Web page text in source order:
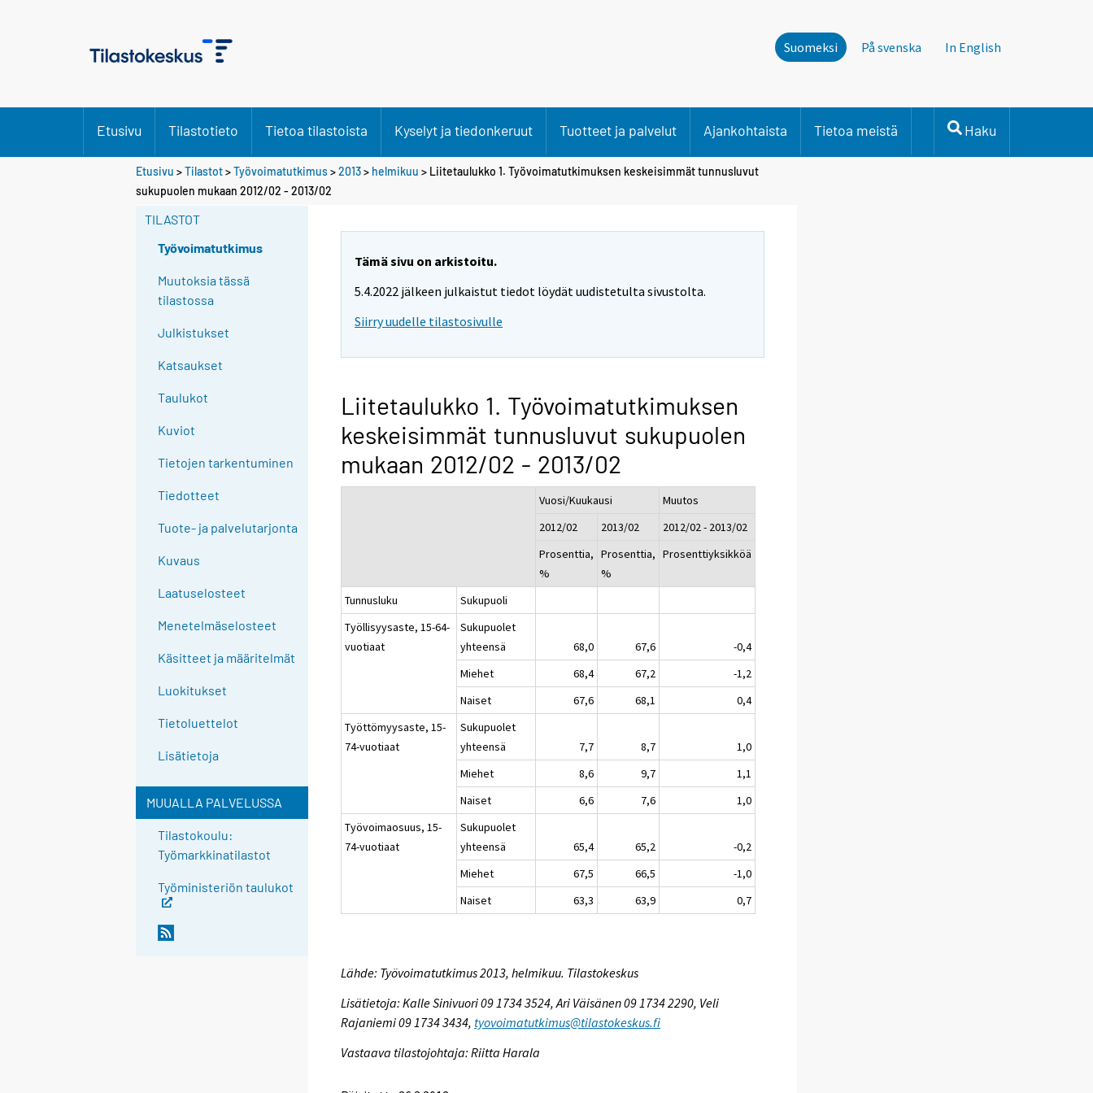
Suomeksi På svenska In English
Etusivu Tilastotieto Tietoa tilastoista Kyselyt ja tiedonkeruut Tuotteet ja palvelut Ajankohtaista Tietoa meistä Haku
Etusivu >Tilastot>Työvoimatutkimus>2013> helmikuu > Liitetaulukko 1. Työvoimatutkimuksen keskeisimmät tunnusluvut
sukupuolen mukaan 2012/02 - 2013/02
TILASTOT
Työvoimatutkimus
Muutoksia tässä
tilastossa
Julkistukset
Katsaukset
Taulukot
Kuviot
Tietojen tarkentuminen
Tiedotteet
Tuote- ja palvelutarjonta
Kuvaus
Laatuselosteet
Menetelmäselosteet
Käsitteet ja määritelmät
Luokitukset
Tietoluettelot
Lisätietoja
MUUALLA PALVELUSSA
Tilastokoulu:
Työmarkkinatilastot
Työministeriön taulukot
Tämä sivu on arkistoitu.
5.4.2022 jälkeen julkaistut tiedot löydät uudistetulta sivustolta.
Siirry uudelle tilastosivulle
Liitetaulukko 1. Työvoimatutkimuksen
keskeisimmät tunnusluvut sukupuolen
mukaan 2012/02 - 2013/02
Vuosi/Kuukausi
Muutos
2012/02
2013/02
2012/02 - 2013/02
Prosenttia,
%
Prosenttia,
%
Prosenttiyksikköä
Tunnusluku
Sukupuoli
Työllisyysaste, 15-64-
vuotiaat
Sukupuolet
yhteensä
68,0 67,6
-0,4
Miehet
68,4 67,2
-1,2
Naiset
67,6 68,1
0,4
Työttömyysaste, 15-
74-vuotiaat
Sukupuolet
yhteensä
7,7 8,7
1,0
Miehet
8,6 9,7
1,1
Naiset
6,6 7,6
1,0
Työvoimaosuus, 15-
74-vuotiaat
Sukupuolet
yhteensä
65,4 65,2
-0,2
Miehet
67,5 66,5
-1,0
Naiset
63,3 63,9 0,7
Lähde: Työvoimatutkimus 2013, helmikuu. Tilastokeskus
Lisätietoja: Kalle Sinivuori 09 1734 3524, Ari Väisänen 09 1734 2290, Veli
Rajaniemi 09 1734 3434, tyovoimatutkimus@tilastokeskus.fi
Vastaava tilastojohtaja: Riitta Harala